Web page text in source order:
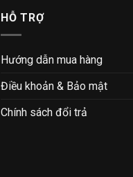
HỖ TRỢ
Hướng dẫn mua hàng
Điều khoản & Bảo mật
Chính sách đổi trả